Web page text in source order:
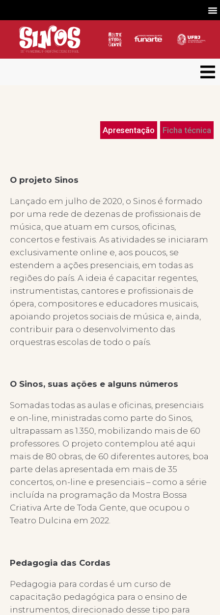
Apresentação Ficha técnica
O projeto Sinos
Lançado em julho de 2020, o Sinos é formado
por uma rede de dezenas de profissionais de
música, que atuam em cursos, oficinas,
concertos e festivais. As atividades se iniciaram
exclusivamente online e, aos poucos, se
estendem a ações presenciais, em todas as
regiões do país. A ideia é capacitar regentes,
instrumentistas, cantores e profissionais de
ópera, compositores e educadores musicais,
apoiando projetos sociais de música e, ainda,
contribuir para o desenvolvimento das
orquestras escolas de todo o país.
O Sinos, suas ações e alguns números
Somadas todas as aulas e oficinas, presenciais
e on-line, ministradas como parte do Sinos,
ultrapassam as 1.350, mobilizando mais de 60
professores. O projeto contemplou até aqui
mais de 80 obras, de 60 diferentes autores, boa
parte delas apresentada em mais de 35
concertos, on-line e presenciais – como a série
incluída na programação da Mostra Bossa
Criativa Arte de Toda Gente, que ocupou o
Teatro Dulcina em 2022.
Pedagogia das Cordas
Pedagogia para cordas é um curso de
capacitação pedagógica para o ensino de
instrumentos, direcionado desse tipo para